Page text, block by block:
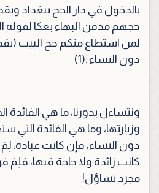
بالدخول في دار الحج ببغداد
حجهم مدفن البهاء بعكا لقوله
لمن استطاع منكم حج البيت
دون النساء .(1)
ونتساءل بدورنا، ما هي الفائدة
وزيارتها، وما هي الفائدة التي
دون النساء، فإن كانت عبادة:
كانت زائدة ولا حاجة فيها، فلِمَ
مجرد تساؤل!